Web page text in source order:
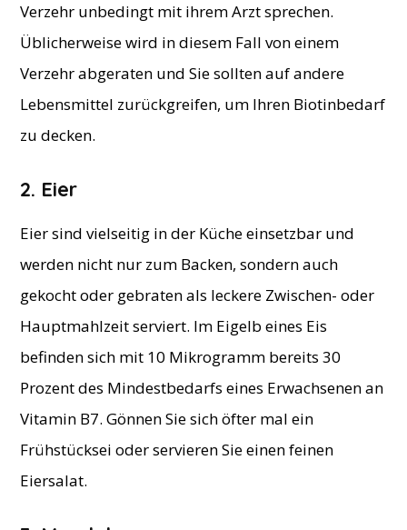
Verzehr unbedingt mit ihrem Arzt sprechen.
Üblicherweise wird in diesem Fall von einem
Verzehr abgeraten und Sie sollten auf andere
Lebensmittel zurückgreifen, um Ihren Biotinbedarf
zu decken.
2. Eier
Eier sind vielseitig in der Küche einsetzbar und
werden nicht nur zum Backen, sondern auch
gekocht oder gebraten als leckere Zwischen- oder
Hauptmahlzeit serviert. Im Eigelb eines Eis
befinden sich mit 10 Mikrogramm bereits 30
Prozent des Mindestbedarfs eines Erwachsenen an
Vitamin B7. Gönnen Sie sich öfter mal ein
Frühstücksei oder servieren Sie einen feinen
Eiersalat.